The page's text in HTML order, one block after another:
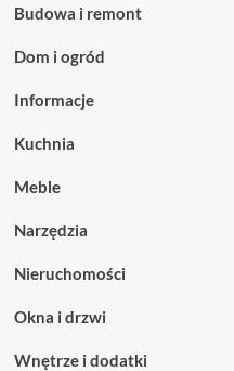
Budowa i remont
Dom i ogród
Informacje
Kuchnia
Meble
Narzędzia
Nieruchomości
Okna i drzwi
Wnętrze i dodatki